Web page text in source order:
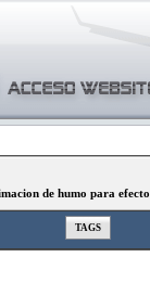
de humo para
TAGS